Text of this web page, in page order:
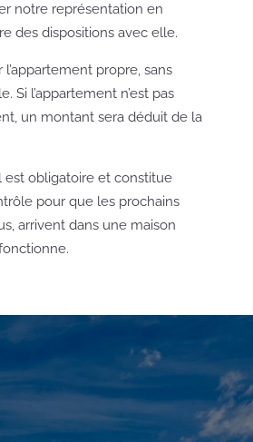
notre représentation en
des dispositions avec elle.
l’appartement propre, sans
Si l’appartement n’est pas
un montant sera déduit de la
est obligatoire et constitue
pour que les prochains
arrivent dans une maison